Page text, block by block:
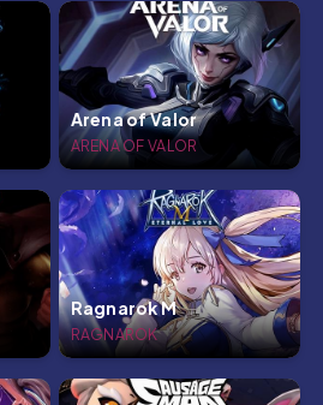
Arena of Valor
ARENA OF VALOR
Ragnarok M
RAGNAROK